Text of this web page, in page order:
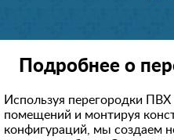
Подробнее о
Используя перегородки
помещений и монтируя
конфигураций, мы создаем